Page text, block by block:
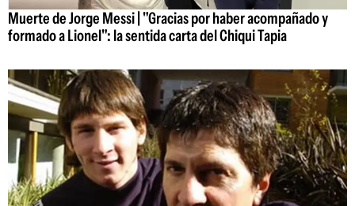
Muerte de Jorge Messi | "Gracias por haber acompañado y
formado a Lionel": la sentida carta del Chiqui Tapia